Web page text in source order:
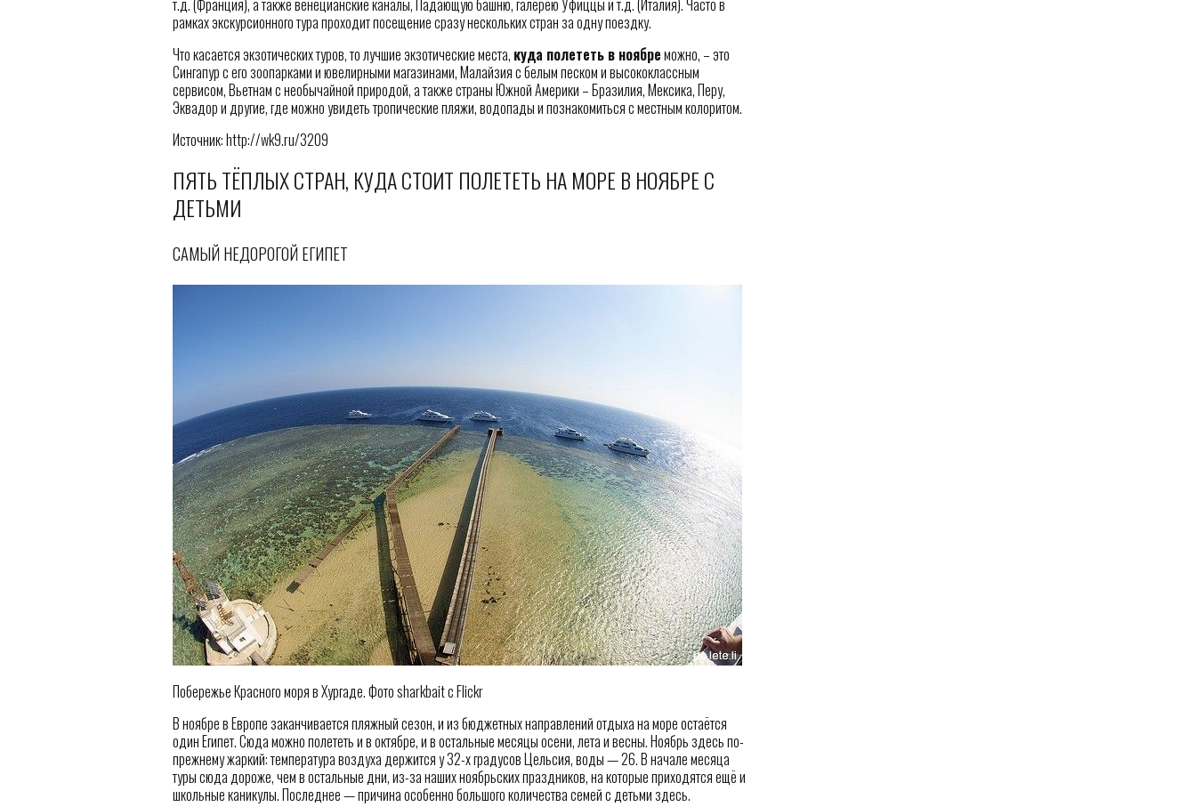
рамках экскурсионного тура проходит посещение сразу нескольких стран за одну поездку.
Что касается экзотических туров, то лучшие экзотические места, куда полететь в ноябреможно, – это
Сингапур с его зоопарками и ювелирными магазинами, Малайзия с белым песком и высококлассным
сервисом, Вьетнам с необычайной природой, а также страны Южной Америки – Бразилия, Мексика, Перу,
Эквадор и другие, где можно увидеть тропические пляжи, водопады и познакомиться с местным колоритом.
Источник: http://wk9.ru/3209
ПЯТЬ ТЁПЛЫХ СТРАН, КУДА СТОИТ ПОЛЕТЕТЬ НА МОРЕ В НОЯБРЕ С
ДЕТЬМИ
САМЫЙ НЕДОРОГОЙ ЕГИПЕТ
Побережье Красного моря в Хургаде. Фото sharkbait с Flickr
В ноябре в Европе заканчивается пляжный сезон, и из бюджетных направлений отдыха на море остаётся
один Египет. Сюда можно полететь и в октябре, и в остальные месяцы осени, лета и весны. Ноябрь здесь по-
прежнему жаркий: температура воздуха держится у 32-х градусов Цельсия, воды — 26. В начале месяца
туры сюда дороже, чем в остальные дни, из-за наших ноябрьских праздников, на которые приходятся ещё и
школьные каникулы. Последнее — причина особенно большого количества семей с детьми здесь.